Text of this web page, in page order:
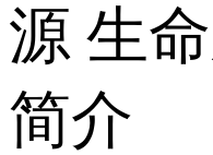
源 生
简介